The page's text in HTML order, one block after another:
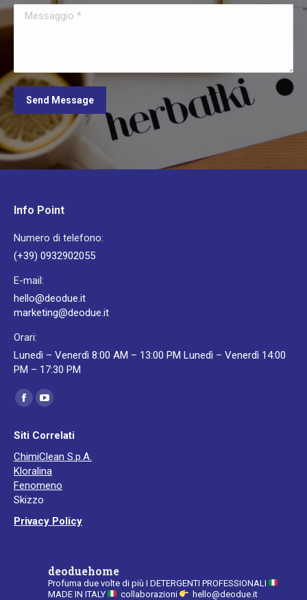
Messaggio *
Send Message
Info Point
Numero di telefono:
(+39) 0932902055
E-mail:
hello@deodue.it
marketing@deodue.it
Orari:
Lunedì – Venerdì 8:00 AM – 13:00 PM Lunedì – Venerdì 14:00
PM – 17:30 PM
Ci puoi trovare su:
Facebook
opens
in
new
window
YouTube
opens
in
new
Siti Correlati
ChimiClean S.p.A.
Kloralina
Fenomeno
Skizzo
Privacy Policy
deoduehome
Profuma due volte di più I DETERGENTI PROFESSIONALI
MADE IN ITALY
collaborazioni hello@deodue.it